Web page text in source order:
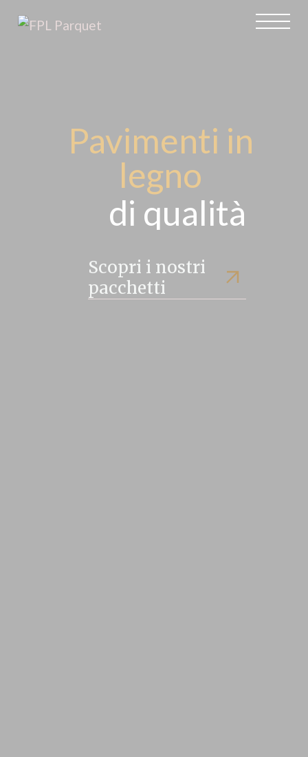
Pavimenti in
legno
di qualità
Scopri i nostri
pacchetti